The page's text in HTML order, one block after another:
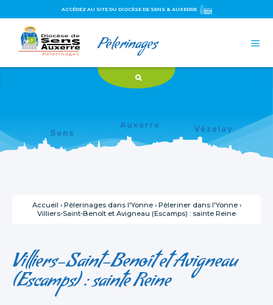
contenu.
la
personnels
ACCÉDEZ AU SITE DU DIOCÈSE DE SENS & AUXERRE
Pèlerinages 
Accueil › Pèlerinages dans l'Yonne › Pèleriner dans l'Yonne ›
Villiers-Saint-Benoît et Avigneau (Escamps) : sainte Reine
Villiers-Saint-Benoît et Avigneau
(Escamps) : sainte Reine